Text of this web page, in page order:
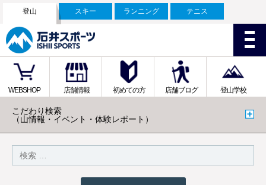
登山 スキー ランニング テニス
WEBSHOP 店舗情報 初めての方 店舗ブログ 登山学校
こだわり検索
（山情報・イベント・体験レポート）